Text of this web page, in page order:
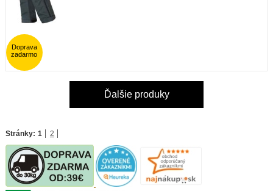
Doprava
zadarmo
Ďalšie produky
Stránky: 1 2